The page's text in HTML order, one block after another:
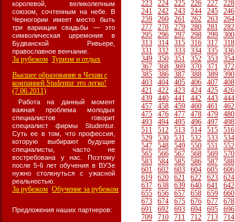
королевой, великолепным
союзом, сочтенным на небе. В
Черногории имеет место быть
три вариации свадьбы — это
символическая церемония в
Будванской Ривьере,
православное венчание.
За рубежом: Туризм и отдых
Высшее образование в Чехии с
компанией Studentur это легко!
(7.06.2011)
Работа на данный момент
важная проблема молодых
специалистов говорит
специалист фирмы Studentur.
Суть ее в том, что профессия,
которую выбирают будущие
специалисты, часто не
востребована у нас. Поэтому
после 5-6 лет обучения в ВУЗе
нужно столкнуться с ужасной
реальностью.
За рубежом: Обучение за рубежом
Предложения наших партнеров:
223
224 225 226 227 228
241
242 243 244 245 246
259
260 261 262 263 264
277
278 279 280 281 282
295
296 297 298 299 300
313
314 315 316 317 318
331
332 333 334 335 336
349
350 351 352 353 354
367
368 369 370 371 372
385
386 387 388 389 390
403
404 405 406 407 408
421
422 423 424 425 426
439
440 441 442 443 444
457
458 459 460 461 462
475
476 477 478 479 480
493
494 495 496 497 498
511
512 513 514 515 516
529
530 531 532 533 534
547
548 549 550 551 552
565
566 567 568 569 570
583
584 585 586 587 588
601
602 603 604 605 606
619
620 621 622 623 624
637
638 639 640 641 642
655
656 657 658 659 660
673
674 675 676 677 678
691
692 693 694 695 696
709
710 711 712 713 714